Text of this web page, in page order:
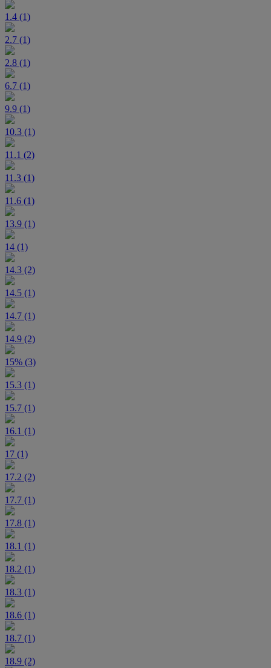
1.4 (1)
2.7 (1)
2.8 (1)
6.7 (1)
9.9 (1)
10.3 (1)
11.1 (2)
11.3 (1)
11.6 (1)
13.9 (1)
14 (1)
14.3 (2)
14.5 (1)
14.7 (1)
14.9 (2)
15% (3)
15.3 (1)
15.7 (1)
16.1 (1)
17 (1)
17.2 (2)
17.7 (1)
17.8 (1)
18.1 (1)
18.2 (1)
18.3 (1)
18.6 (1)
18.7 (1)
18.9 (2)